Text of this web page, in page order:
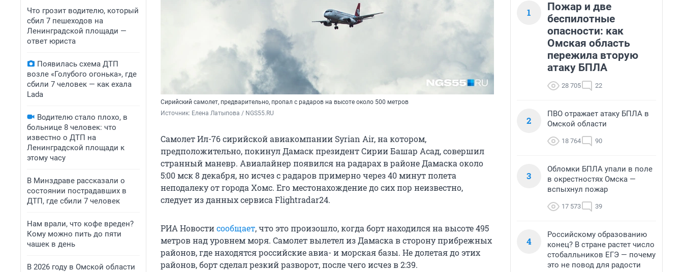
Что грозит водителю, который
сбил 7 пешеходов на
Ленинградской площади —
ответ юриста
Появилась схема ДТП
возле «Голубого огонька», где
сбили 7 человек — как ехала
Lada
Водителю стало плохо, в
больнице 8 человек: что
известно о ДТП на
Ленинградской площади к
этому часу
В Минздраве рассказали о
состоянии пострадавших в
ДТП, где сбили 7 человек
Нам врали, что кофе вреден?
Кому можно пить до пяти
чашек в день
В 2026 году в Омской области
Сирийский самолет, предварительно, пропал с радаров на высоте около 500 метров
Источник: Елена Латыпова / NGS55.RU
Самолет Ил-76 сирийской авиакомпании Syrian Air, на котором,
предположительно, покинул Дамаск президент Сирии Башар Асад, совершил
странный маневр. Авиалайнер появился на радарах в районе Дамаска около
5:00 мск 8 декабря, но исчез с радаров примерно через 40 минут полета
неподалеку от города Хомс. Его местонахождение до сих пор неизвестно,
следует из данных сервиса Flightradar24.
РИА Новостисообщает, что это произошло, когда борт находился на высоте 495
метров над уровнем моря. Самолет вылетел из Дамаска в сторону прибрежных
районов, где находятся российские авиа- и морская базы. Не долетая до этих
районов, борт сделал резкий разворот, после чего исчез в 2:39.
1
Пожар и две
беспилотные
опасности: как
Омская область
пережила вторую
атаку БПЛА
28 705 22
2
ПВО отражает атаку БПЛА в
Омской области
18 764 90
3
Обломки БПЛА упали в поле
в окрестностях Омска —
вспыхнул пожар
17 573 39
4
Российскому образованию
конец? В стране растет число
стобалльников ЕГЭ — почему
это не повод для радости